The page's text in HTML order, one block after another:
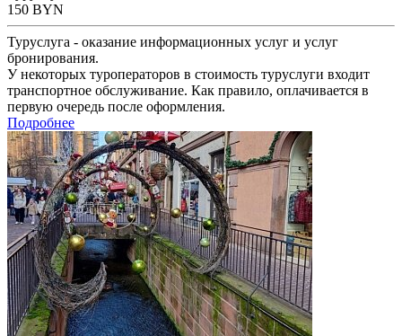
150 BYN
Туруслуга - оказание информационных услуг и услуг
бронирования.
У некоторых туроператоров в стоимость туруслуги входит
транспортное обслуживание. Как правило, оплачивается в
первую очередь после оформления.
Подробнее